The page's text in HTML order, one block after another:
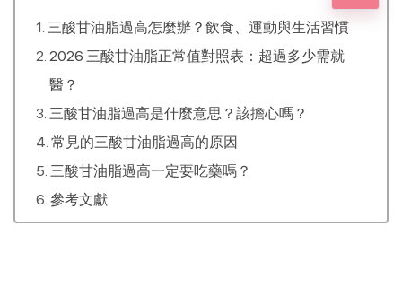
三酸甘油脂過高怎麼辦？飲食、運動與生活習慣
2026 三酸甘油脂正常值對照表：超過多少需就
醫？
三酸甘油脂過高是什麼意思？該擔心嗎？
常見的三酸甘油脂過高的原因
三酸甘油脂過高一定要吃藥嗎？
參考文獻